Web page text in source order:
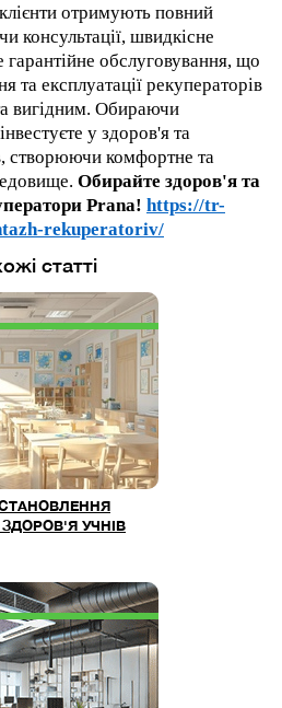
отримують повний
консультації, швидкісне
гарантійне обслуговування, що
та експлуатації рекуператорів
вигідним. Обираючи
у здоров'я та
створюючи комфортне та
Обирайте здоров'я та
Prana! https://tr-
rekuperatoriv/
статті
УЧНІВ